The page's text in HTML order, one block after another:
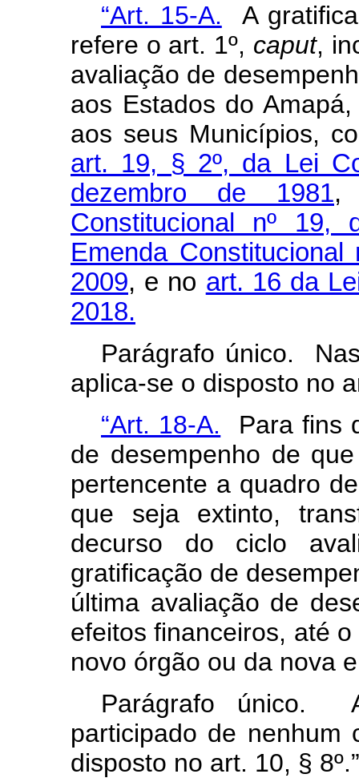
“Art. 15-A. A
refere o art. 1º, caput,
avaliação de
aos Estados do
aos seus Municípios,
art. 19, § 2º, da Lei
dezembro de 1981,
Constitucional nº
Emenda
2009, e no art. 16 da
2018.
Parágrafo único.
aplica-se o disposto no
“Art. 18-A. Para fins
de desempenho de
pertencente a quadro
que seja extinto,
decurso do ciclo
gratificação de
última avaliação de
efeitos financeiros, até
novo órgão ou da nova
Parágrafo único.
participado de nenhum
disposto no art. 10, §